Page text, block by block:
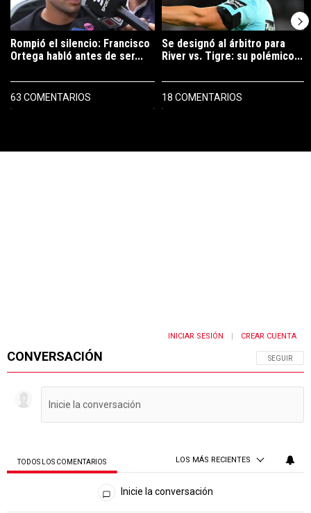
Rompió el silencio: Francisco
Ortega habló antes de ser...
63 COMENTARIOS
Se designó al árbitro para
River vs. Tigre: su polémico...
18 COMENTARIOS
CONVERSACIÓN SIGA ESTA
SEGUIR
INICIAR SESIÓN CREAR CUENTA
TODOS LOS COMENTARIOS LOS MÁS RECIENTES
Todos los comentarios
Inicie la conversación